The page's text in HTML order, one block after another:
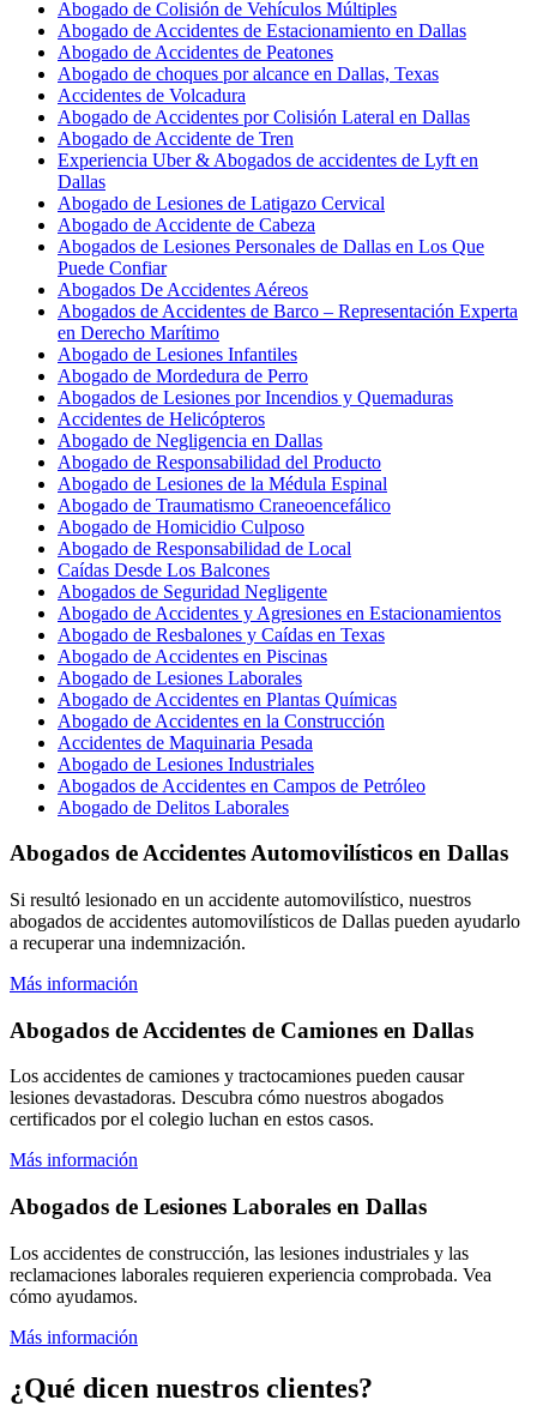
Abogado de Colisión de Vehículos Múltiples
Abogado de Accidentes de Estacionamiento en Dallas
Abogado de Accidentes de Peatones
Abogado de choques por alcance en Dallas, Texas
Accidentes de Volcadura
Abogado de Accidentes por Colisión Lateral en Dallas
Abogado de Accidente de Tren
Experiencia Uber & Abogados de accidentes de Lyft en
Dallas
Abogado de Lesiones de Latigazo Cervical
Abogado de Accidente de Cabeza
Abogados de Lesiones Personales de Dallas en Los Que
Puede Confiar
Abogados De Accidentes Aéreos
Abogados de Accidentes de Barco – Representación Experta
en Derecho Marítimo
Abogado de Lesiones Infantiles
Abogado de Mordedura de Perro
Abogados de Lesiones por Incendios y Quemaduras
Accidentes de Helicópteros
Abogado de Negligencia en Dallas
Abogado de Responsabilidad del Producto
Abogado de Lesiones de la Médula Espinal
Abogado de Traumatismo Craneoencefálico
Abogado de Homicidio Culposo
Abogado de Responsabilidad de Local
Caídas Desde Los Balcones
Abogados de Seguridad Negligente
Abogado de Accidentes y Agresiones en Estacionamientos
Abogado de Resbalones y Caídas en Texas
Abogado de Accidentes en Piscinas
Abogado de Lesiones Laborales
Abogado de Accidentes en Plantas Químicas
Abogado de Accidentes en la Construcción
Accidentes de Maquinaria Pesada
Abogado de Lesiones Industriales
Abogados de Accidentes en Campos de Petróleo
Abogado de Delitos Laborales
Abogados de Accidentes Automovilísticos en Dallas
Si resultó lesionado en un accidente automovilístico, nuestros
abogados de accidentes automovilísticos de Dallas pueden ayudarlo
a recuperar una indemnización.
Más información
Abogados de Accidentes de Camiones en Dallas
Los accidentes de camiones y tractocamiones pueden causar
lesiones devastadoras. Descubra cómo nuestros abogados
certificados por el colegio luchan en estos casos.
Más información
Abogados de Lesiones Laborales en Dallas
Los accidentes de construcción, las lesiones industriales y las
reclamaciones laborales requieren experiencia comprobada. Vea
cómo ayudamos.
Más información
¿Qué dicen nuestros clientes?